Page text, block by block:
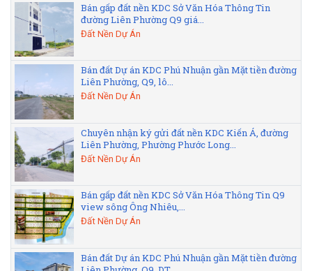
Bán gấp đất nền KDC Sở Văn Hóa Thông Tin
đường Liên Phường Q9 giá...
Đất Nền Dự Án
Bán đất Dự án KDC Phú Nhuận gần Mặt tiền đường
Liên Phường, Q9, lô...
Đất Nền Dự Án
Chuyên nhận ký gửi đất nền KDC Kiến Á, đường
Liên Phường, Phường Phước Long...
Đất Nền Dự Án
Bán gấp đất nền KDC Sở Văn Hóa Thông Tin Q9
view sông Ông Nhiêu,...
Đất Nền Dự Án
Bán đất Dự án KDC Phú Nhuận gần Mặt tiền đường